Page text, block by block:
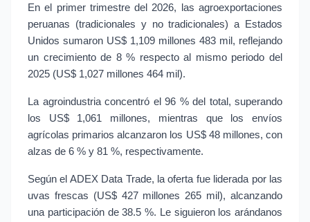
En el primer trimestre del 2026, las agroexportaciones
peruanas (tradicionales y no tradicionales) a Estados
Unidos sumaron US$ 1,109 millones 483 mil, reflejando
un crecimiento de 8 % respecto al mismo periodo del
2025 (US$ 1,027 millones 464 mil).
La agroindustria concentró el 96 % del total, superando
los US$ 1,061 millones, mientras que los envíos
agrícolas primarios alcanzaron los US$ 48 millones, con
alzas de 6 % y 81 %, respectivamente.
Según el ADEX Data Trade, la oferta fue liderada por las
uvas frescas (US$ 427 millones 265 mil), alcanzando
una participación de 38.5 %. Le siguieron los arándanos